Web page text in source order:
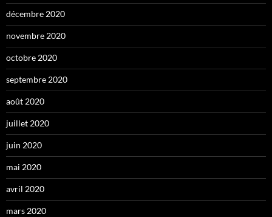
décembre 2020
novembre 2020
octobre 2020
septembre 2020
août 2020
juillet 2020
juin 2020
mai 2020
avril 2020
mars 2020